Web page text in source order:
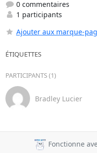
0 commentaires
1 participants
Ajouter aux marque-
ÉTIQUETTES
PARTICIPANTS (1)
Bradley Lucier
Fonctionne